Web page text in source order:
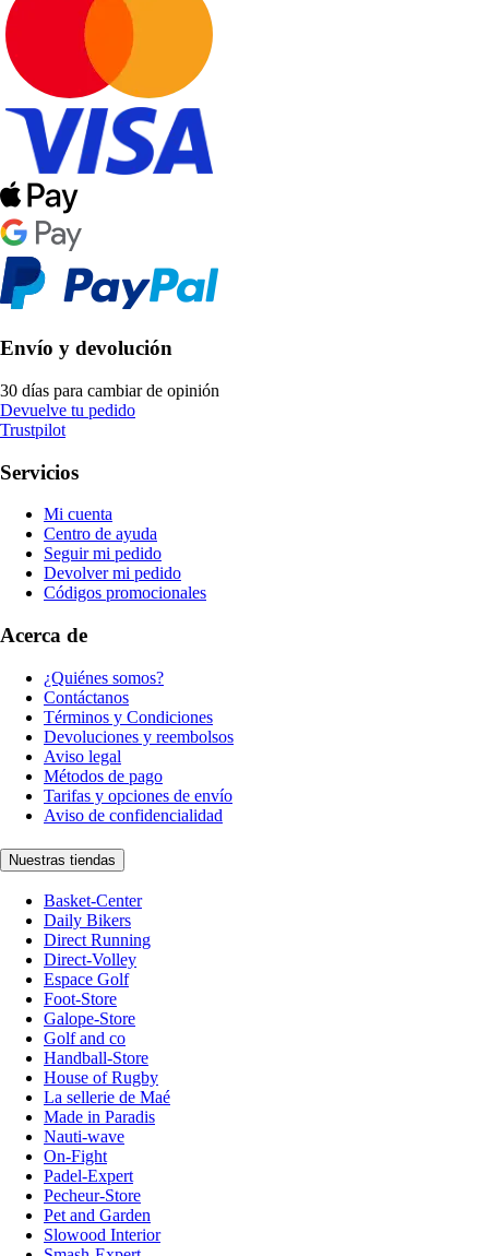
Envío y devolución
30 días para cambiar de opinión
Devuelve tu pedido
Trustpilot
Servicios
Mi cuenta
Centro de ayuda
Seguir mi pedido
Devolver mi pedido
Códigos promocionales
Acerca de
¿Quiénes somos?
Contáctanos
Términos y Condiciones
Devoluciones y reembolsos
Aviso legal
Métodos de pago
Tarifas y opciones de envío
Aviso de confidencialidad
Nuestras tiendas
Basket-Center
Daily Bikers
Direct Running
Direct-Volley
Espace Golf
Foot-Store
Galope-Store
Golf and co
Handball-Store
House of Rugby
La sellerie de Maé
Made in Paradis
Nauti-wave
On-Fight
Padel-Expert
Pecheur-Store
Pet and Garden
Slowood Interior